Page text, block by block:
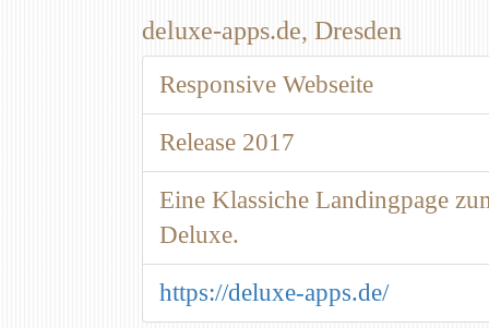
deluxe-apps.de, Dresden
Responsive Webseite
Release 2017
Eine Klassiche Landingpage
Deluxe.
https://deluxe-apps.de/